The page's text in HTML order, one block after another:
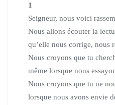
1
Seigneur, nous voici
Nous allons écouter la
qu’elle nous corrige, nous
Nous croyons que tu
même lorsque nous
Nous croyons que tu ne
lorsque nous avons envie